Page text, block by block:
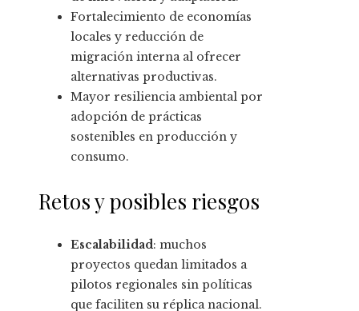
Fortalecimiento de economías
locales y reducción de
migración interna al ofrecer
alternativas productivas.
Mayor resiliencia ambiental por
adopción de prácticas
sostenibles en producción y
consumo.
Retos y posibles riesgos
Escalabilidad: muchos
proyectos quedan limitados a
pilotos regionales sin políticas
que faciliten su réplica nacional.